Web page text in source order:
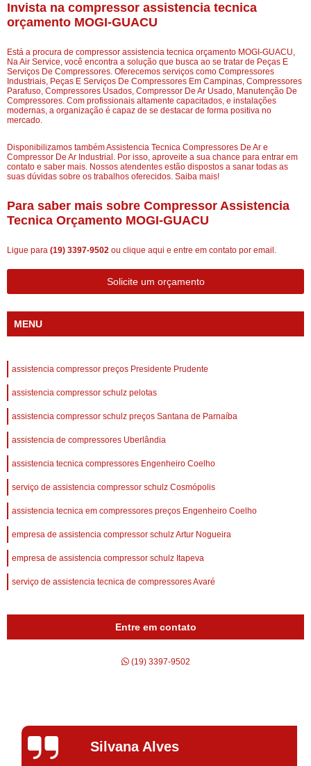
Invista na compressor assistencia tecnica
orçamento MOGI-GUACU
Está a procura de compressor assistencia tecnica orçamento MOGI-GUACU,
Na Air Service, você encontra a solução que busca ao se tratar de Peças E
Serviços De Compressores. Oferecemos serviços como Compressores
Industriais, Peças E Serviços De Compressores Em Campinas, Compressores
Parafuso, Compressores Usados, Compressor De Ar Usado, Manutenção De
Compressores. Com profissionais altamente capacitados, e instalações
modernas, a organização é capaz de se destacar de forma positiva no
mercado.
Disponibilizamos também Assistencia Tecnica Compressores De Ar e
Compressor De Ar Industrial. Por isso, aproveite a sua chance para entrar em
contato e saber mais. Nossos atendentes estão dispostos a sanar todas as
suas dúvidas sobre os trabalhos oferecidos. Saiba mais!
Para saber mais sobre Compressor Assistencia
Tecnica Orçamento MOGI-GUACU
Ligue para (19) 3397-9502 ou clique aqui e entre em contato por email.
Solicite um orçamento
MENU
assistencia compressor preços Presidente Prudente
assistencia compressor schulz pelotas
assistencia compressor schulz preços Santana de Parnaíba
assistencia de compressores Uberlândia
assistencia tecnica compressores Engenheiro Coelho
serviço de assistencia compressor schulz Cosmópolis
assistencia tecnica em compressores preços Engenheiro Coelho
empresa de assistencia compressor schulz Artur Nogueira
empresa de assistencia compressor schulz Itapeva
serviço de assistencia tecnica de compressores Avaré
Entre em contato
(19) 3397-9502
Silvana Alves